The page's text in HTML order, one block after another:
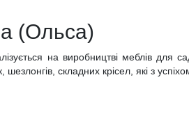
(Ольса)
на виробництві меблів для
складних крісел, які з